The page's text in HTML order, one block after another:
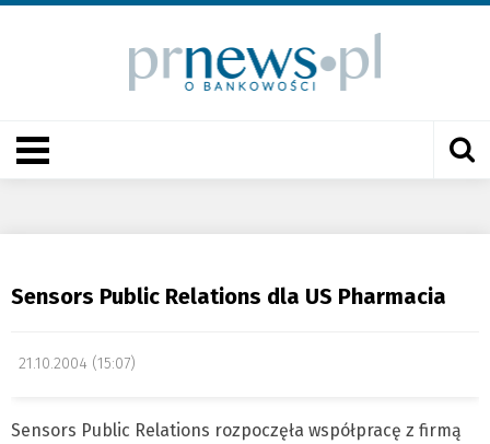
Sensors Public Relations dla US Pharmacia
21.10.2004 (15:07)
Sensors Public Relations rozpoczęła współpracę z firmą